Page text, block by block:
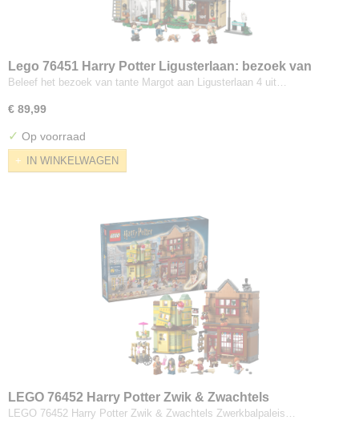
Lego 76451 Harry Potter Ligusterlaan: bezoek van
tante Margot
Beleef het bezoek van tante Margot aan Ligusterlaan 4 uit…
€ 89,99
✓ Op voorraad
IN WINKELWAGEN
LEGO 76452 Harry Potter Zwik & Zwachtels
Zwerkbalpaleis en ijssalon
LEGO 76452 Harry Potter Zwik & Zwachtels Zwerkbalpaleis…